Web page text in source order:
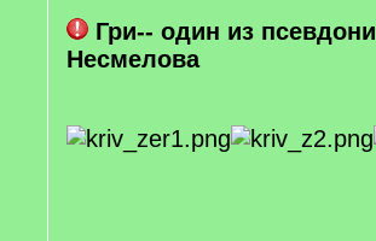
Гри-- один из
Несмелова